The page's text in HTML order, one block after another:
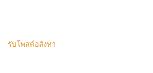
รับโพสต์อสังหา